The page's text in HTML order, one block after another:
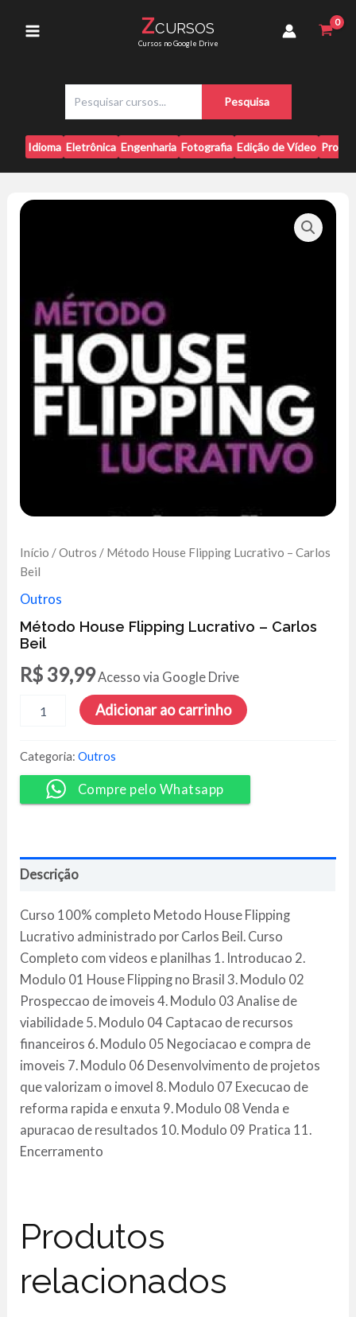
Menu
ZCURSOS
Cursos no Google Drive
s
q
u
i
a
Pesquisa
Idioma Eletrônica Engenharia Fotografia Edição de Vídeo
Início /Outros / Método House Flipping Lucrativo – Carlos
Beil
Outros
Método House Flipping Lucrativo – Carlos
Beil
R$ 39,99Acesso via Google Drive
House
Lucrativo
-
Carlos
Adicionar ao carrinho
Categoria:Outros
Compre pelo Whatsapp
Descrição
Curso 100% completo Metodo House Flipping
Lucrativo administrado por Carlos Beil. Curso
Completo com videos e planilhas 1. Introducao 2.
Modulo 01 House Flipping no Brasil 3. Modulo 02
Prospeccao de imoveis 4. Modulo 03 Analise de
viabilidade 5. Modulo 04 Captacao de recursos
financeiros 6. Modulo 05 Negociacao e compra de
imoveis 7. Modulo 06 Desenvolvimento de projetos
que valorizam o imovel 8. Modulo 07 Execucao de
reforma rapida e enxuta 9. Modulo 08 Venda e
apuracao de resultados 10. Modulo 09 Pratica 11.
Encerramento
Produtos
relacionados